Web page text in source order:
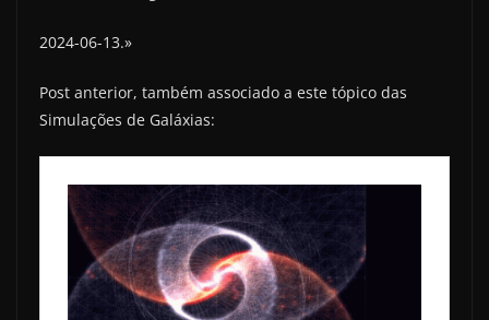
2024-06-13.»
Post anterior, também associado a este tópico das
Simulações de Galáxias: